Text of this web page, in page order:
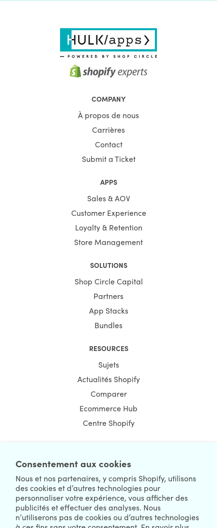
Consentement aux cookies
Nous et nos partenaires, y compris Shopify, utilisons
des cookies et d’autres technologies pour
personnaliser votre expérience, vous afficher des
publicités et effectuer des analyses. Nous
n’utiliserons pas de cookies ou d’autres technologies
COMPANY
À propos de nous
Carrières
Contact
Submit a Ticket
APPS
Sales & AOV
Customer Experience
Loyalty & Retention
Store Management
SOLUTIONS
Shop Circle Capital
Partners
App Stacks
Bundles
RESOURCES
Sujets
Actualités Shopify
Comparer
Ecommerce Hub
Centre Shopify